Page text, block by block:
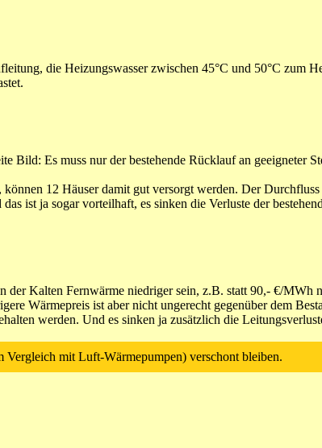
die Heizungswasser zwischen 45°C und 50°C zum
Bild: Es muss nur der bestehende Rücklauf an geeigneter
12 Häuser damit gut versorgt werden. Der Durchfluss
ist ja sogar vorteilhaft, es sinken die Verluste der
der Kalten Fernwärme niedriger sein, z.B. statt 90,- €/MWh
Wärmepreis ist aber nicht ungerecht gegenüber dem
werden. Und es sinken ja zusätzlich die
mit Luft-Wärmepumpen) verschont bleiben.